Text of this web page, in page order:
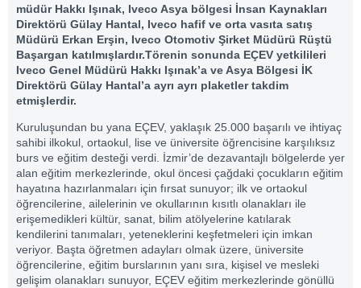
müdür Hakkı Işınak, Iveco Asya bölgesi İnsan Kaynakları
Direktörü Gülay Hantal, Iveco hafif ve orta vasıta satış
Müdürü Erkan Erşin, Iveco Otomotiv Şirket Müdürü Rüştü
Başargan katılmışlardır.Törenin sonunda EÇEV yetkilileri
Iveco Genel Müdürü Hakkı Işınak’a ve Asya Bölgesi İK
Direktörü Gülay Hantal’a ayrı ayrı plaketler takdim
etmişlerdir.
Kuruluşundan bu yana EÇEV, yaklaşık 25.000 başarılı ve ihtiyaç
sahibi ilkokul, ortaokul, lise ve üniversite öğrencisine karşılıksız
burs ve eğitim desteği verdi. İzmir’de dezavantajlı bölgelerde yer
alan eğitim merkezlerinde, okul öncesi çağdaki çocukların eğitim
hayatına hazırlanmaları için fırsat sunuyor; ilk ve ortaokul
öğrencilerine, ailelerinin ve okullarının kısıtlı olanakları ile
erişemedikleri kültür, sanat, bilim atölyelerine katılarak
kendilerini tanımaları, yeteneklerini keşfetmeleri için imkan
veriyor. Başta öğretmen adayları olmak üzere, üniversite
öğrencilerine, eğitim burslarının yanı sıra, kişisel ve mesleki
gelişim olanakları sunuyor, EÇEV eğitim merkezlerinde gönüllü